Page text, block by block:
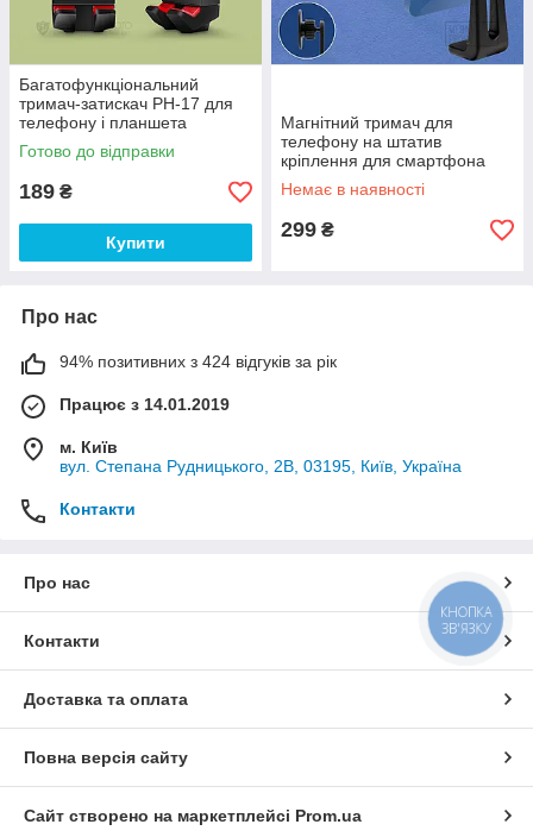
Багатофункціональний
тримач-затискач PH-17 для
телефону і планшета
кріплення на штатив
монопод
Готово до відправки
189 ₴
Купити
Магнітний тримач для
телефону на штатив
кріплення для смартфона
Немає в наявності
299 ₴
Про нас
94% позитивних з 424 відгуків за рік
Працює з 14.01.2019
м. Київ
вул. Степана Рудницького, 2В, 03195, Київ, Україна
Контакти
Про нас
Контакти
Доставка та оплата
Повна версія сайту
Сайт створено на маркетплейсі Prom.ua
КНОПКА
ЗВ'ЯЗКУ